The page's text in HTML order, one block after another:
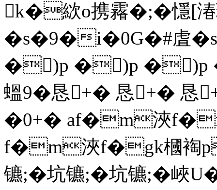
k�絘o携霿�;�懚[
�s�9�i�0G�#虘
�)p �)p �)p
蝹9 �恳+� 恳+�
�0+� аf�m浹
f�m浹f�gk槶裪
镳;�坑镳;�坑镳;�峽